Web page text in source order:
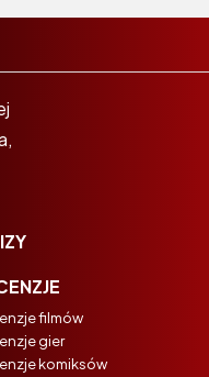
filmów
gier
komiksów